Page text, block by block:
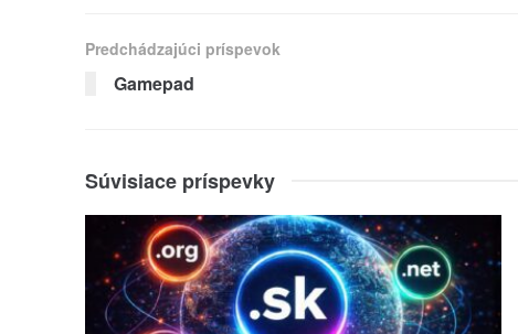
Predchádzajúci príspevok
Gamepad
Súvisiace príspevky